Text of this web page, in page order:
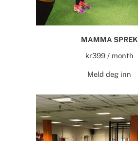
MAMMA SPREK
kr399 / month
Meld deg inn